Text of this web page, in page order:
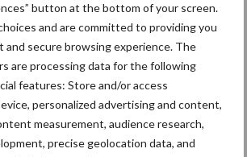
button at the bottom of your screen.
and are committed to providing you
and secure browsing experience. The
are processing data for the following
features: Store and/or access
personalized advertising and content,
measurement, audience research,
precise geolocation data, and
Partner nieuws
Toon meer